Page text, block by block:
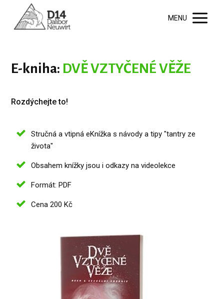
MENU
E-kniha: DVĚ VZTYČENÉ VĚŽE
Rozdýchejte to!
Stručná a vtipná eKnížka s návody a tipy "tantry ze
života"
Obsahem knížky jsou i odkazy na videolekce
Formát: PDF
Cena 200 Kč